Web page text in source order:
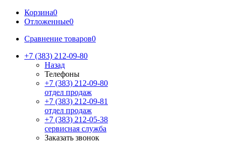
Корзина0
Отложенные0
Сравнение товаров0
+7 (383) 212-09-80
Назад
Телефоны
+7 (383) 212-09-80
отдел продаж
+7 (383) 212-09-81
отдел продаж
+7 (383) 212-05-38
сервисная служба
Заказать звонок